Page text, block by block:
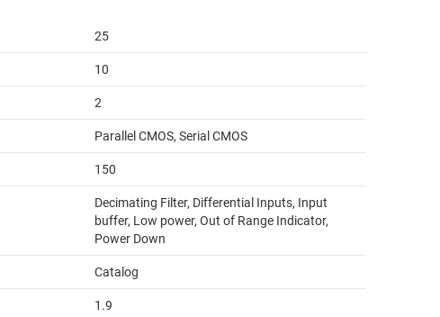
25
10
2
Parallel CMOS, Serial CMOS
150
Decimating Filter, Differential Inputs, Input
buffer, Low power, Out of Range Indicator,
Power Down
Catalog
1.9